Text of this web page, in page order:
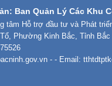
Ban Quản Lý Các Khu
tâm Hỗ trợ đầu tư và Phát
Phường Kinh Bắc, Tỉnh Bắc
- - Email: